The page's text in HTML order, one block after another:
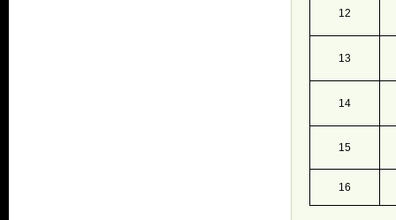
12
13
14
15
16